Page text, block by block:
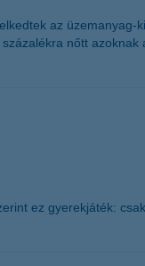
az üzemanyag-
nőtt
ez gyerekjáték: